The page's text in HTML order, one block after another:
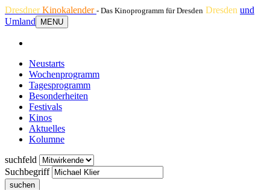
DresdnerKinokalender - Das Kinoprogramm für Dresden Dresden und
Umland
MENU
Neustarts
Wochenprogramm
Tagesprogramm
Besonderheiten
Festivals
Kinos
Aktuelles
Kolumne
suchfeld
Suchbegriff
suchen